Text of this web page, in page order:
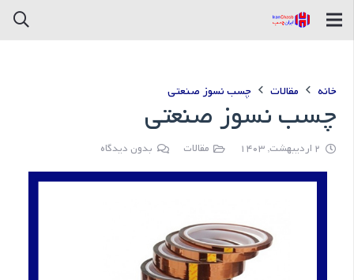
خانه مقالات چسب نسوز صنعتی
چسب نسوز صنعتی
2 اردیبهشت, 1403 مقالات بدون دیدگاه